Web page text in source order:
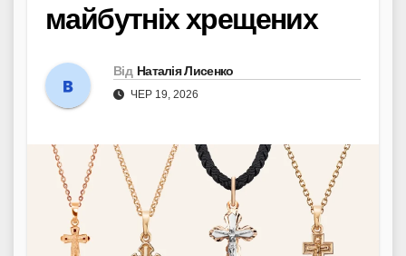
майбутніх хрещених
Від Наталія Лисенко
ЧЕР 19, 2026